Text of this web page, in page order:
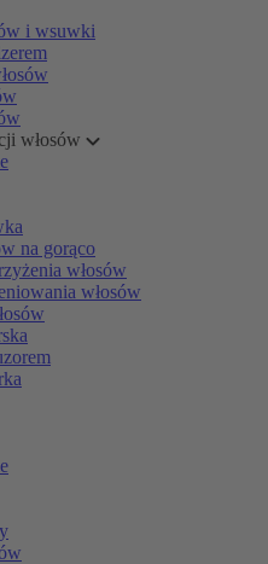
i wsuwki
włosów
na gorąco
włosów
włosów